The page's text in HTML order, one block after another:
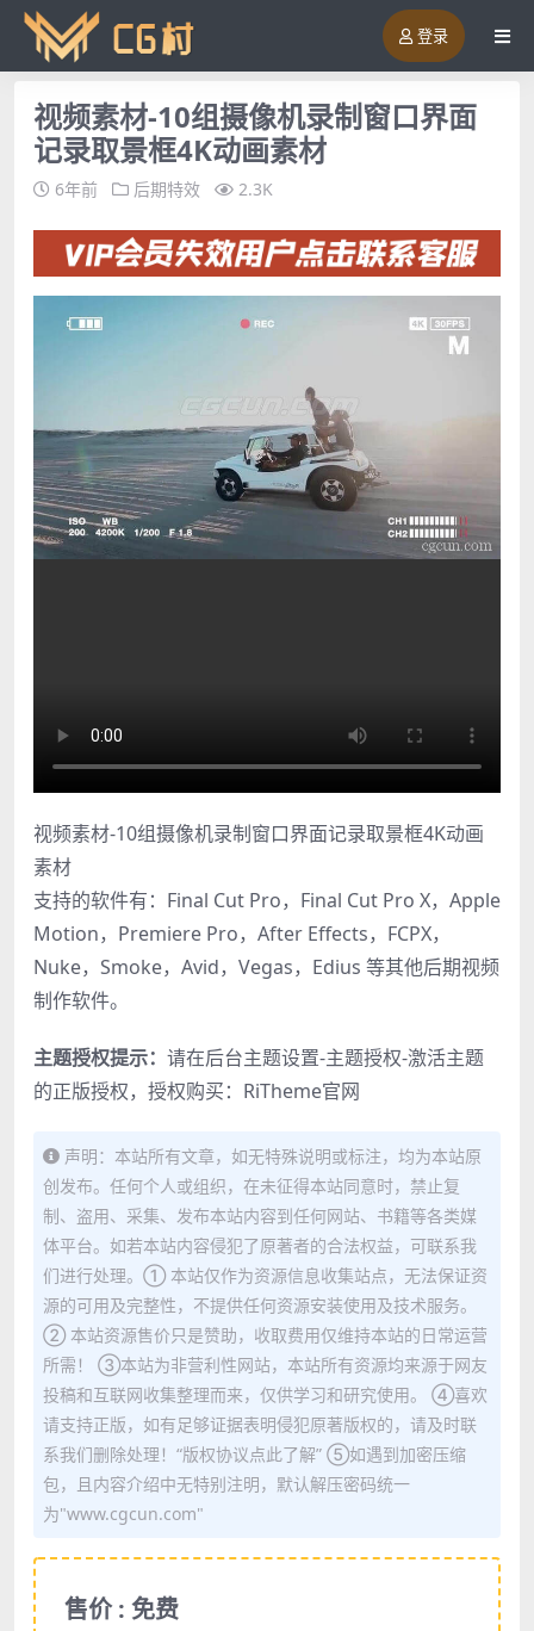
登录
视频素材-10组摄像机录制窗口界面
记录取景框4K动画素材
6年前 后期特效 2.3K
视频素材-10组摄像机录制窗口界面记录取景框4K动画
素材
支持的软件有：Final Cut Pro，Final Cut Pro X，Apple
Motion，Premiere Pro，After Effects，FCPX，
Nuke，Smoke，Avid，Vegas，Edius 等其他后期视频
制作软件。
主题授权提示： 请在后台主题设置-主题授权-激活主题
的正版授权，授权购买： RiTheme官网
声明：本站所有文章，如无特殊说明或标注，均为本站原
创发布。任何个人或组织，在未征得本站同意时，禁止复
制、盗用、采集、发布本站内容到任何网站、书籍等各类媒
体平台。如若本站内容侵犯了原著者的合法权益，可联系我
们进行处理。① 本站仅作为资源信息收集站点，无法保证资
源的可用及完整性，不提供任何资源安装使用及技术服务。
② 本站资源售价只是赞助，收取费用仅维持本站的日常运营
所需！ ③本站为非营利性网站，本站所有资源均来源于网友
投稿和互联网收集整理而来，仅供学习和研究使用。 ④喜欢
请支持正版，如有足够证据表明侵犯原著版权的，请及时联
系我们删除处理！“版权协议点此了解” ⑤如遇到加密压缩
包，且内容介绍中无特别注明，默认解压密码统一
为"www.cgcun.com"
售价 : 免费